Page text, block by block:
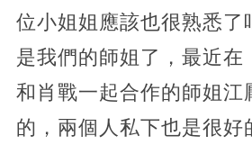
位小姐姐應該也很熟悉了
是我們的師姐了，最近在
和肖戰一起合作的師姐江
的，兩個人私下也是很好